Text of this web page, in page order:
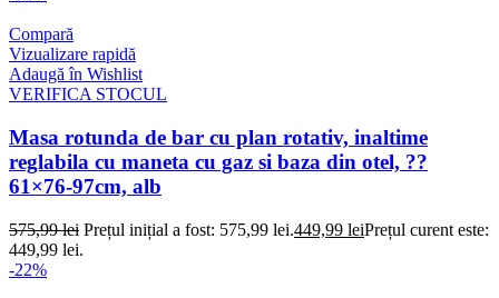
Compară
Vizualizare rapidă
Adaugă în Wishlist
VERIFICA STOCUL
Masa rotunda de bar cu plan rotativ, inaltime
reglabila cu maneta cu gaz si baza din otel, ??
61×76-97cm, alb
575,99lei Prețul inițial a fost: 575,99 lei.449,99 leiPrețul curent este:
449,99 lei.
-22%